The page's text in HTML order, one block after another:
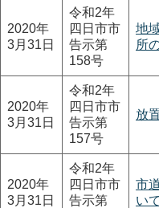
2020年
3月31日
令和2年
四日市市
告示第
158号
地
所
2020年
3月31日
令和2年
四日市市
告示第
157号
放
2020年
3月31日
令和2年
四日市市
告示第
市
いて